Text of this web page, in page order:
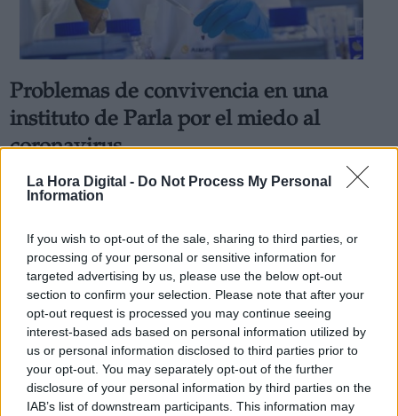
La Hora Digital - Do Not Process My Personal
Information
If you wish to opt-out of the sale, sharing to third parties, or
processing of your personal or sensitive information for
targeted advertising by us, please use the below opt-out
section to confirm your selection. Please note that after your
opt-out request is processed you may continue seeing
interest-based ads based on personal information utilized by
us or personal information disclosed to third parties prior to
your opt-out. You may separately opt-out of the further
disclosure of your personal information by third parties on the
IAB’s list of downstream participants. This information may
Problemas de convivencia en una
instituto de Parla por el miedo al
coronavirus
Más artículos de este autor
jueves, 27 de febrero de 2020